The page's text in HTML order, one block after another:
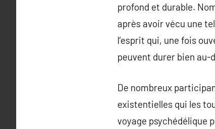
profond et durable.
après avoir vécu une
l’esprit qui, une fois
peuvent durer bien
De nombreux
existentielles qui les
voyage psychédélique